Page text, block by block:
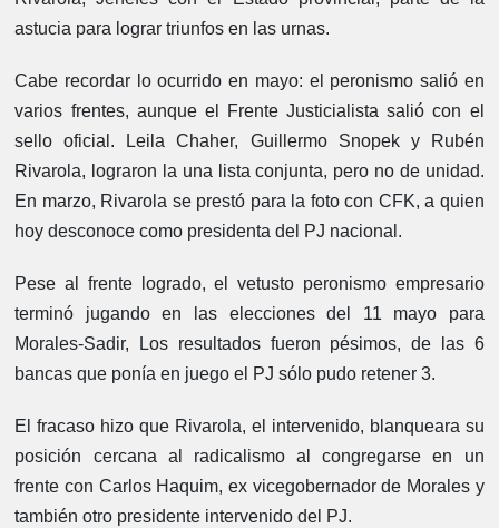
astucia para lograr triunfos en las urnas.
Cabe recordar lo ocurrido en mayo: el peronismo salió en
varios frentes, aunque el Frente Justicialista salió con el
sello oficial. Leila Chaher, Guillermo Snopek y Rubén
Rivarola, lograron la una lista conjunta, pero no de unidad.
En marzo, Rivarola se prestó para la foto con CFK, a quien
hoy desconoce como presidenta del PJ nacional.
Pese al frente logrado, el vetusto peronismo empresario
terminó jugando en las elecciones del 11 mayo para
Morales-Sadir, Los resultados fueron pésimos, de las 6
bancas que ponía en juego el PJ sólo pudo retener 3.
El fracaso hizo que Rivarola, el intervenido, blanqueara su
posición cercana al radicalismo al congregarse en un
frente con Carlos Haquim, ex vicegobernador de Morales y
también otro presidente intervenido del PJ.